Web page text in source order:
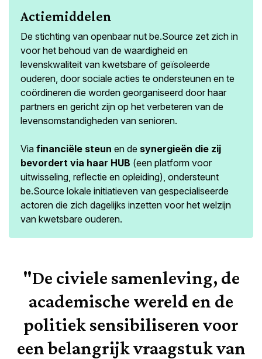
Actiemiddelen
De stichting van openbaar nut be.Source zet zich in
voor het behoud van de waardigheid en
levenskwaliteit van kwetsbare of geïsoleerde
ouderen, door sociale acties te ondersteunen en te
coördineren die worden georganiseerd door haar
partners en gericht zijn op het verbeteren van de
levensomstandigheden van senioren.
Via financiële steun en de synergieën die zij
bevordert via haar HUB (een platform voor
uitwisseling, reflectie en opleiding), ondersteunt
be.Source lokale initiatieven van gespecialiseerde
actoren die zich dagelijks inzetten voor het welzijn
van kwetsbare ouderen.
"De civiele samenleving, de
academische wereld en de
politiek sensibiliseren voor
een belangrijk vraagstuk van